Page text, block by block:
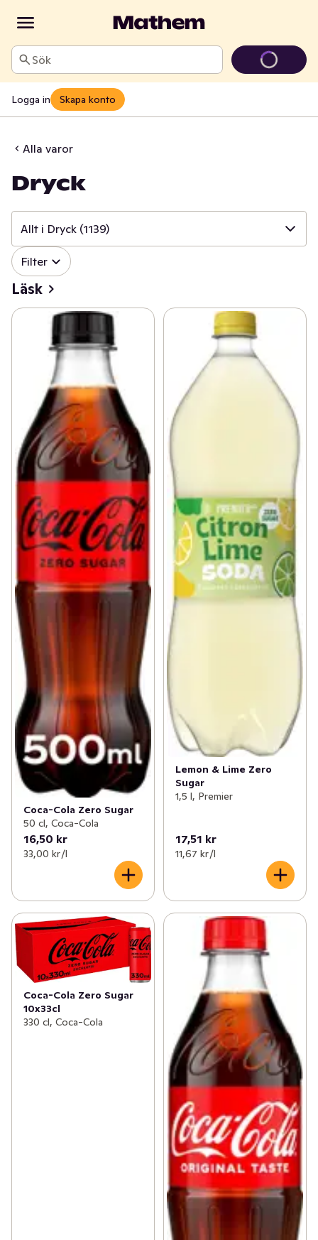
Sök
Logga in Skapa konto
Alla varor
Dryck
Allt i Dryck (1139)
✓ Allt i Dryck
✓ Läsk
Alkoholfritt vin (24)
Chokladdryck (13)
Stilla vatten (8)
Iste (9)
✓ Kaffe (223)
✓ Saft och stilldrink (108)
✓ Mineralvatten (63)
✓ Öl (95)
(154)
✓ Cider, must & drinkmixer (138)
✓ (155)
Filter
Läsk
Coca-Cola Zero Sugar
50 cl, Coca-Cola
16,50 kr
33,00 kr /l
Lemon & Lime Zero
Sugar
1,5 l, Premier
17,51 kr
11,67 kr /l
Coca-Cola Zero Sugar
10x33cl
330 cl, Coca-Cola